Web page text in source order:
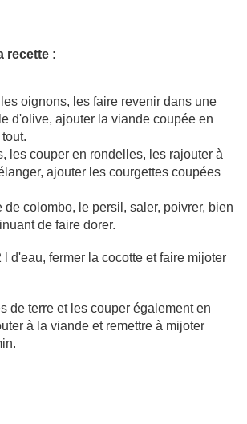
recette :
oignons, les faire revenir dans une
d'olive, ajouter la viande coupée en
les couper en rondelles, les rajouter à
ajouter les courgettes coupées
de colombo, le persil, saler, poivrer, bien
de faire dorer.
d'eau, fermer la cocotte et faire mijoter
de terre et les couper également en
à la viande et remettre à mijoter